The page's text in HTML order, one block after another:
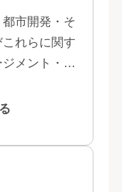
市開発・そ
れらに関す
メント・コ